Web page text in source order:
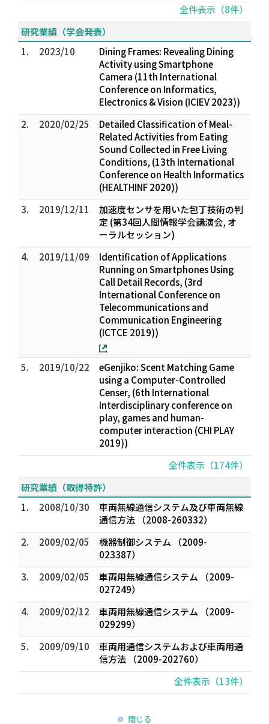
全件表示（8件）
研究業績（学会発表）
1.
2023/10
Dining Frames: Revealing Dining
Activity using Smartphone
Camera (11th International
Conference on Informatics,
Electronics & Vision (ICIEV 2023))
2.
2020/02/25
Detailed Classification of Meal-
Related Activities from Eating
Sound Collected in Free Living
Conditions, (13th International
Conference on Health Informatics
(HEALTHINF 2020))
3.
2019/12/11
加速度センサを用いた包丁技術の判
定 (第34回人間情報学会講演会, オ
ーラルセッション)
4.
2019/11/09
Identification of Applications
Running on Smartphones Using
Call Detail Records, (3rd
International Conference on
Telecommunications and
Communication Engineering
(ICTCE 2019))
5. 2019/10/22
eGenjiko: Scent Matching Game
using a Computer-Controlled
Censer, (6th International
Interdisciplinary conference on
play, games and human-
computer interaction (CHI PLAY
2019))
全件表示（174件）
研究業績（取得特許）
1.
2008/10/30
車両無線通信システム及び車両無線
通信方法 （2008-260332）
2.
2009/02/05
機器制御システム （2009-
023387）
3.
2009/02/05
車両用無線通信システム （2009-
027249）
4.
2009/02/12
車両用無線通信システム （2009-
029299）
5.
2009/09/10
車両用通信システムおよび車両用通
信方法 （2009-202760）
全件表示（13件）
閉じる